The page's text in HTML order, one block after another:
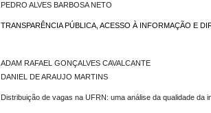
PEDRO ALVES BARBOSA NETO
TRANSPARÊNCIA PÚBLICA, ACESSO À INFORMAÇÃO E
ADAM RAFAEL GONÇALVES CAVALCANTE
DANIEL DE ARAUJO MARTINS
Distribuição de vagas na UFRN: uma análise da qualidade da